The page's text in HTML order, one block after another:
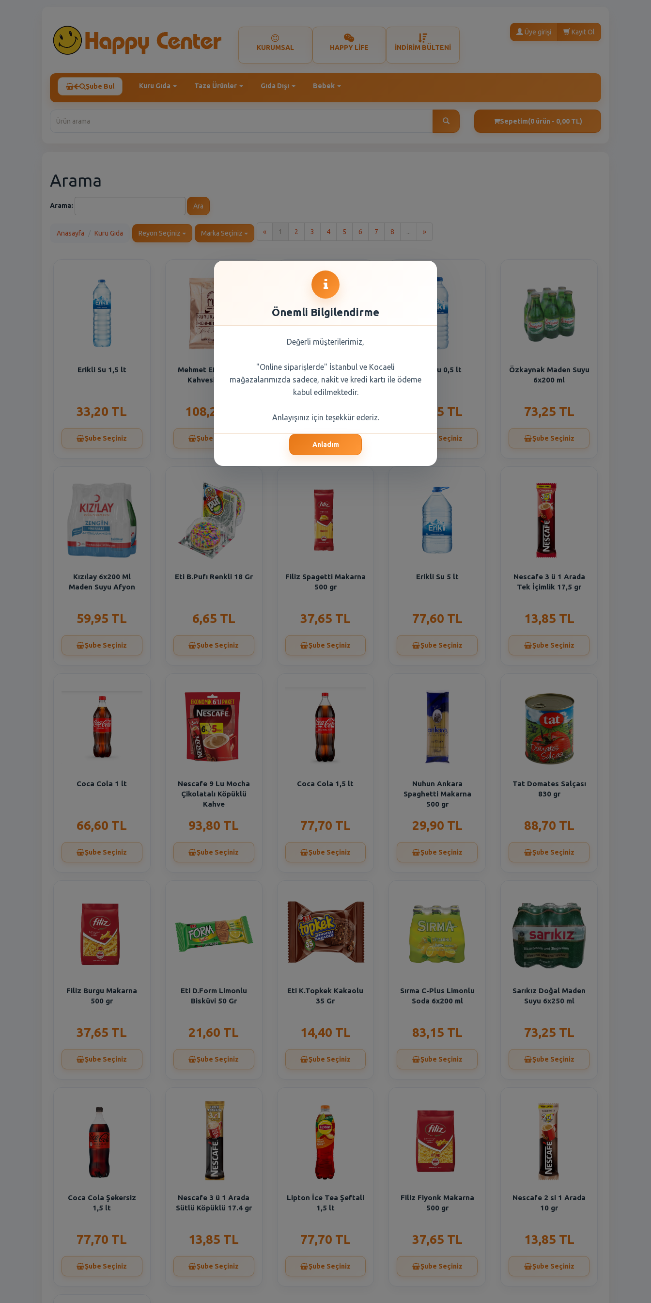
KURUMSAL HAPPY LİFE İNDİRİM BÜLTENİ
Üye girişi Kayıt Ol
Şube Bul Kuru Gıda Taze Ürünler Gıda Dışı Bebek
Sepetim(0 ürün - 0,00 TL)
Arama
Arama: Ara
Anasayfa Kuru Gıda Reyon Seçiniz Marka Seçiniz « 1 2 3 4 5 6 7 8 ... »Son
Erikli Su 1,5 lt
33,20 TL
Şube Seçiniz
Mehmet Efendi Türk
Kahvesi 100 Gr
108,20 TL
Şube Seçiniz
Balküpü Küp Şeker
Gold 1000 gr
60,95 TL
Erikli Su 0,5 lt
16,55 TL
Şube Seçiniz
Özkaynak Maden Suyu
6x200 ml
73,25 TL
Şube Seçiniz
Kızılay 6x200 Ml
Maden Suyu Afyon
59,95 TL
Şube Seçiniz
Eti B.Pufı Renkli 18 Gr
6,65 TL
Şube Seçiniz
Filiz Spagetti Makarna
500 gr
37,65 TL
Şube Seçiniz
Erikli Su 5 lt
77,60 TL
Şube Seçiniz
Nescafe 3 ü 1 Arada
Tek İçimlik 17,5 gr
13,85 TL
Şube Seçiniz
Coca Cola 1 lt
66,60 TL
Şube Seçiniz
Nescafe 9 Lu Mocha
Çikolatalı Köpüklü
Kahve
93,80 TL
Şube Seçiniz
Coca Cola 1,5 lt
77,70 TL
Şube Seçiniz
Nuhun Ankara
Spaghetti Makarna
500 gr
29,90 TL
Şube Seçiniz
Tat Domates Salçası
830 gr
88,70 TL
Şube Seçiniz
Filiz Burgu Makarna
500 gr
37,65 TL
Şube Seçiniz
Eti D.Form Limonlu
Bisküvi 50 Gr
21,60 TL
Şube Seçiniz
Eti K.Topkek Kakaolu
35 Gr
14,40 TL
Şube Seçiniz
Sırma C-Plus Limonlu
Soda 6x200 ml
83,15 TL
Şube Seçiniz
Sarıkız Doğal Maden
Suyu 6x250 ml
73,25 TL
Şube Seçiniz
Coca Cola Şekersiz
1,5 lt
77,70 TL
Şube Seçiniz
Nescafe 3 ü 1 Arada
Sütlü Köpüklü 17.4 gr
13,85 TL
Şube Seçiniz
Lipton İce Tea Şeftali
1,5 lt
77,70 TL
Şube Seçiniz
Filiz Fiyonk Makarna
500 gr
37,65 TL
Şube Seçiniz
Nescafe 2 si 1 Arada
10 gr
13,85 TL
Şube Seçiniz
Önemli Bilgilendirme
Değerli müşterilerimiz,
"Online siparişlerde" İstanbul ve Kocaeli
mağazalarımızda sadece, nakit ve kredi kartı ile ödeme
kabul edilmektedir.
Anlayışınız için teşekkür ederiz.
Anladım